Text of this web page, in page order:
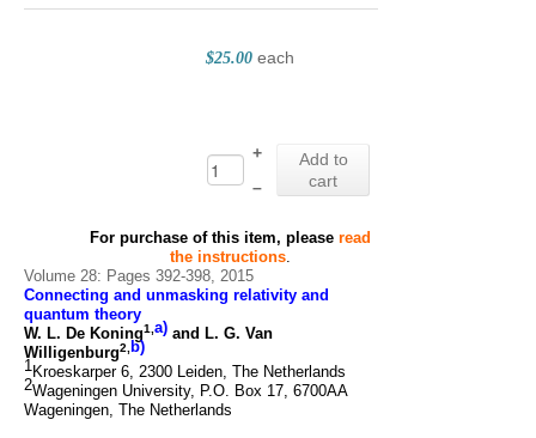
$25.00 each
+
Add to
cart
–
For purchase of this item, please read
the instructions.
Volume 28: Pages 392-398, 2015
Connecting and unmasking relativity and
quantum theory
W. L. De Koning1, a) and L. G. Van
Willigenburg2, b)
1 Kroeskarper 6, 2300 Leiden, The Netherlands
2Wageningen University, P.O. Box 17, 6700AA
Wageningen, The Netherlands